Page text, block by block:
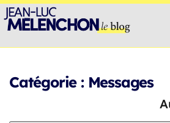
Catégorie : Messages